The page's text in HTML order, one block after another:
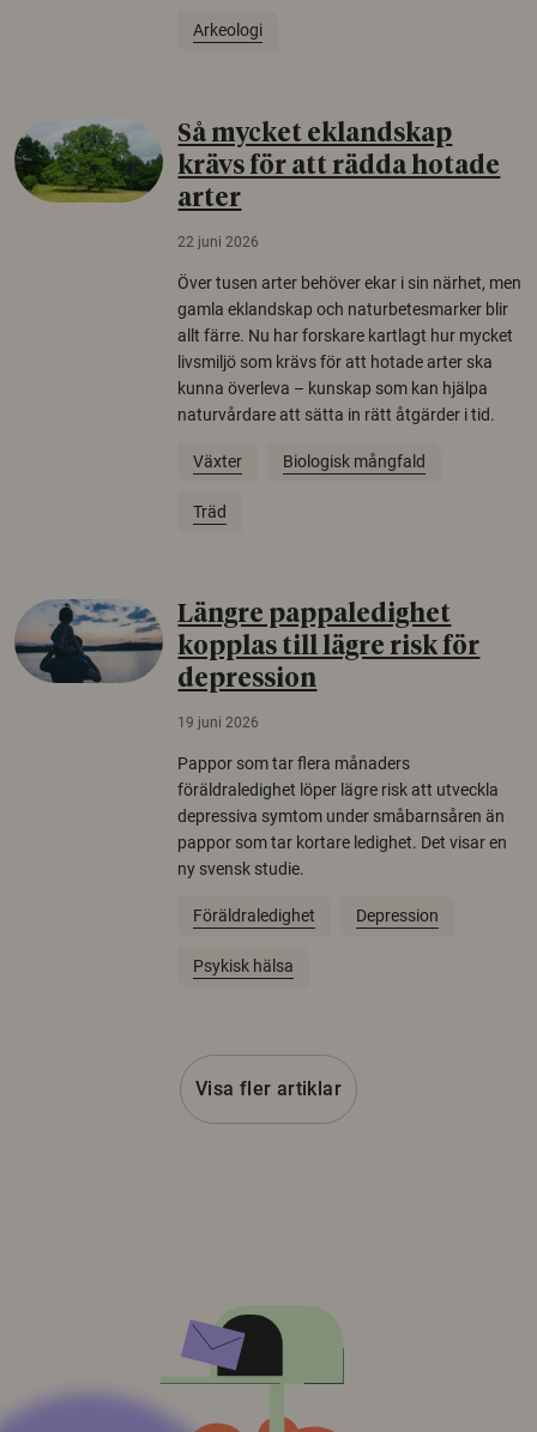
Arkeologi
Så mycket eklandskap
krävs för att rädda hotade
arter
22 juni 2026
Över tusen arter behöver ekar i sin närhet, men
gamla eklandskap och naturbetesmarker blir
allt färre. Nu har forskare kartlagt hur mycket
livsmiljö som krävs för att hotade arter ska
kunna överleva – kunskap som kan hjälpa
naturvårdare att sätta in rätt åtgärder i tid.
Växter Biologisk mångfald
Träd
Längre pappaledighet
kopplas till lägre risk för
depression
19 juni 2026
Pappor som tar flera månaders
föräldraledighet löper lägre risk att utveckla
depressiva symtom under småbarnsåren än
pappor som tar kortare ledighet. Det visar en
ny svensk studie.
Föräldraledighet Depression
Psykisk hälsa
Visa fler artiklar